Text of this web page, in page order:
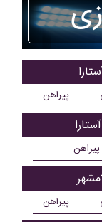
پیراهن
پیراهن
پیراهن